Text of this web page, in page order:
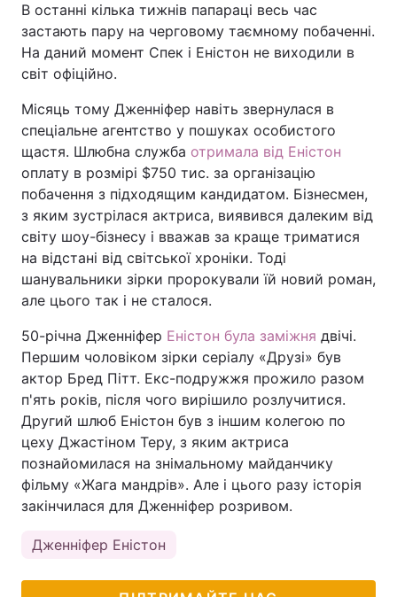
В останні кілька тижнів папараці весь час
застають пару на черговому таємному побаченні.
На даний момент Спек і Еністон не виходили в
світ офіційно.
Місяць тому Дженніфер навіть звернулася в
спеціальне агентство у пошуках особистого
щастя. Шлюбна служба отримала від Еністон
оплату в розмірі $750 тис. за організацію
побачення з підходящим кандидатом. Бізнесмен,
з яким зустрілася актриса, виявився далеким від
світу шоу-бізнесу і вважав за краще триматися
на відстані від світської хроніки. Тоді
шанувальники зірки пророкували їй новий роман,
але цього так і не сталося.
50-річна Дженніфер Еністон була заміжня двічі.
Першим чоловіком зірки серіалу «Друзі» був
актор Бред Пітт. Екс-подружжя прожило разом
п'ять років, після чого вирішило розлучитися.
Другий шлюб Еністон був з іншим колегою по
цеху Джастіном Теру, з яким актриса
познайомилася на знімальному майданчику
фільму «Жага мандрів». Але і цього разу історія
закінчилася для Дженніфер розривом.
Дженніфер Еністон